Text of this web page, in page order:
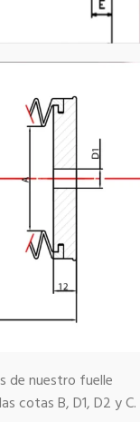
de nuestro fuelle
cotas B, D1, D2 y C.